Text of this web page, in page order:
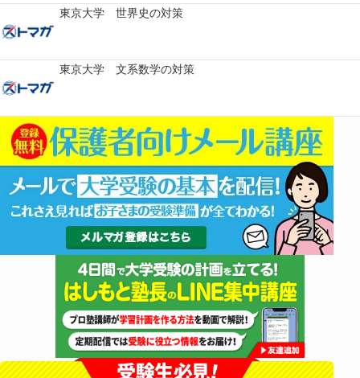
東京大学 世界史の対策
東京大学 文系数学の対策